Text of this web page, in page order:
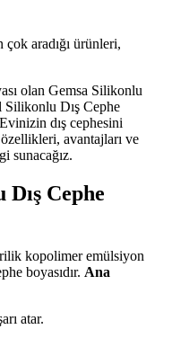
çok aradığı ürünleri,
olan Gemsa Silikonlu
Silikonlu Dış Cephe
Evinizin dış cephesini
avantajları ve
sunacağız.
Cephe
kopolimer emülsiyon
boyasıdır. Ana
atar.